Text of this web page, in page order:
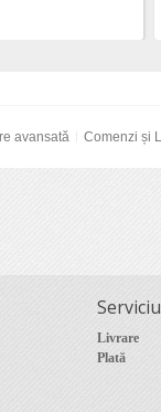
avansată Comenzi și
Livrare
Plată